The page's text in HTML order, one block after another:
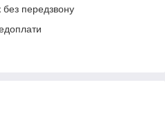
без передзвону